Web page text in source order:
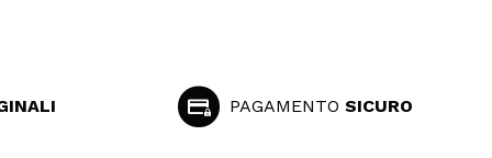
PAGAMENTO SICURO